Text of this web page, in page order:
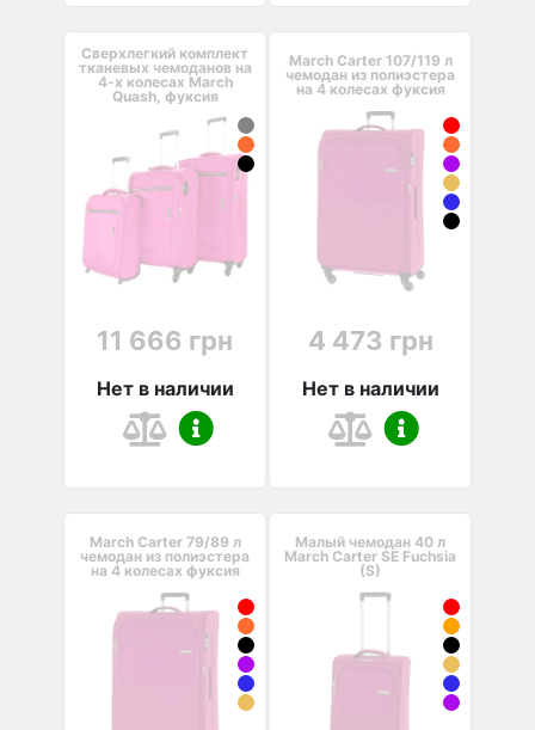
Сверхлегкий комплект
тканевых чемоданов на
4-х колесах March
Quash, фуксия
11 666 грн
Нет в наличии
March Carter 107/119 л
чемодан из полиэстера
на 4 колесах фуксия
4 473 грн
Нет в наличии
March Carter 79/89 л
чемодан из полиэстера
на 4 колесах фуксия
Малый чемодан 40 л
March Carter SE Fuchsia
(S)